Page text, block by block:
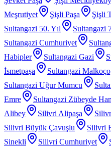
Meşrutiyet
Şişli Paşa Şişli
Sultangazi 50. Yıl
Sultangazi
Sultangazi Cumhuriyet
Habipler
Sultangazi Gazi
İsmetpaşa
Sultangazi
Sultangazi Uğur Mumcu
Emre
Sultangazi Zübeyde
Alibey
Silivri Alipaşa
Silivri Büyük Çavuşlu
Silivri
Sinekli
Silivri Cumhuriyet